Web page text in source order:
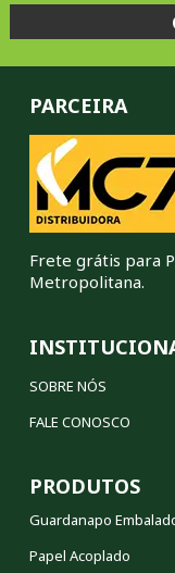
PARCEIRA
Frete grátis para
Metropolitana.
SOBRE NÓS
FALE CONOSCO
PRODUTOS
Guardanapo
Papel Acoplado